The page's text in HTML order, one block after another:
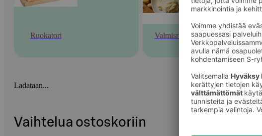
Ruokatori Valmisruoka
Ladataan...
Vaihtelua ostoskoriin